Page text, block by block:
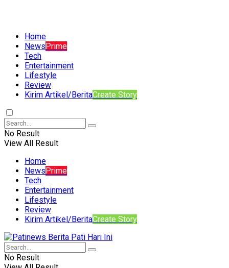
Home
NewsPrime
Tech
Entertainment
Lifestyle
Review
Kirim Artikel/BeritaCreate Story
No Result
View All Result
Home
NewsPrime
Tech
Entertainment
Lifestyle
Review
Kirim Artikel/BeritaCreate Story
No Result